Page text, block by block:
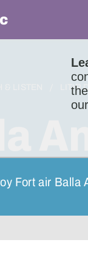
LITIR
Fort air Balla